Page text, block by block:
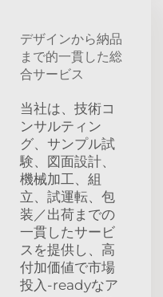
デザインから納品
まで的一貫した総
合サービス
当社は、技術コ
ンサルティン
グ、サンプル試
験、図面設計、
機械加工、組
立、試運転、包
装／出荷までの
一貫したサービ
スを提供し、高
付加価値で市場
投入-readyなア